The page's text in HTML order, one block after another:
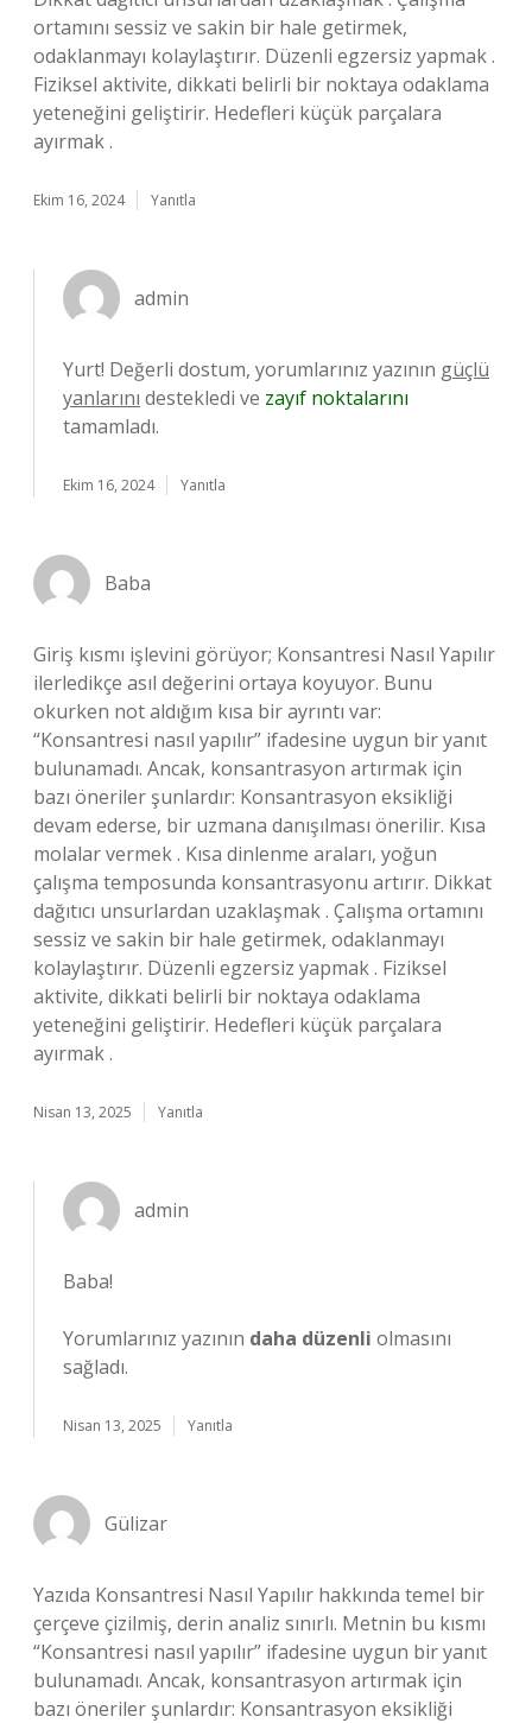
ortamını sessiz ve sakin bir hale getirmek,
odaklanmayı kolaylaştırır. Düzenli egzersiz yapmak .
Fiziksel aktivite, dikkati belirli bir noktaya odaklama
yeteneğini geliştirir. Hedefleri küçük parçalara
ayırmak .
Ekim 16, 2024 Yanıtla
admin
Yurt! Değerli dostum, yorumlarınız yazının güçlü
yanlarını destekledi ve zayıf noktalarını
tamamladı.
Ekim 16, 2024 Yanıtla
Baba
Giriş kısmı işlevini görüyor; Konsantresi Nasıl Yapılır
ilerledikçe asıl değerini ortaya koyuyor. Bunu
okurken not aldığım kısa bir ayrıntı var:
“Konsantresi nasıl yapılır” ifadesine uygun bir yanıt
bulunamadı. Ancak, konsantrasyon artırmak için
bazı öneriler şunlardır: Konsantrasyon eksikliği
devam ederse, bir uzmana danışılması önerilir. Kısa
molalar vermek . Kısa dinlenme araları, yoğun
çalışma temposunda konsantrasyonu artırır. Dikkat
dağıtıcı unsurlardan uzaklaşmak . Çalışma ortamını
sessiz ve sakin bir hale getirmek, odaklanmayı
kolaylaştırır. Düzenli egzersiz yapmak . Fiziksel
aktivite, dikkati belirli bir noktaya odaklama
yeteneğini geliştirir. Hedefleri küçük parçalara
ayırmak .
Nisan 13, 2025 Yanıtla
admin
Baba!
Yorumlarınız yazının daha düzenli olmasını
sağladı.
Nisan 13, 2025 Yanıtla
Gülizar
Yazıda Konsantresi Nasıl Yapılır hakkında temel bir
çerçeve çizilmiş, derin analiz sınırlı. Metnin bu kısmı
“Konsantresi nasıl yapılır” ifadesine uygun bir yanıt
bulunamadı. Ancak, konsantrasyon artırmak için
bazı öneriler şunlardır: Konsantrasyon eksikliği